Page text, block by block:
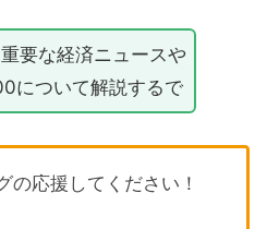
要な経済ニュースや
について解説するで
の応援してください！